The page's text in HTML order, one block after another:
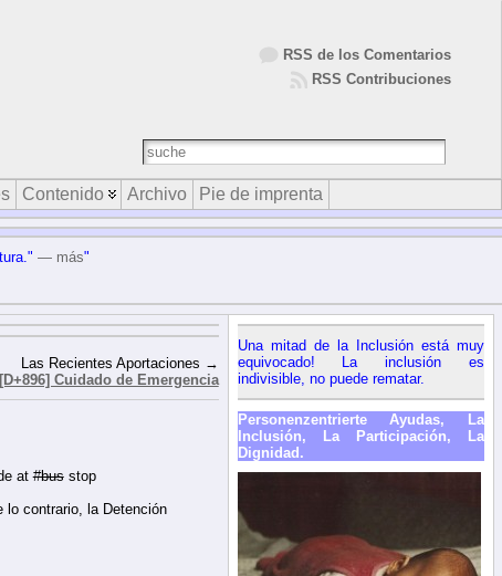
RSS de los Comentarios
RSS Contribuciones
Contenido Archivo Pie de imprenta
— más"
Las Recientes Aportaciones →
[D+896] Cuidado de Emergencia
at#busstop
contrario, la Detención
Una mitad de la Inclusión está muy
equivocado! La inclusión es
indivisible, no puede rematar.
Personenzentrierte Ayudas, La
Inclusión, La Participación, La
Dignidad.